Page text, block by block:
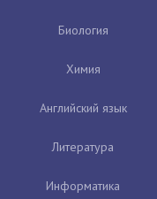
Биология
Химия
Английский язык
Литература
Информатика